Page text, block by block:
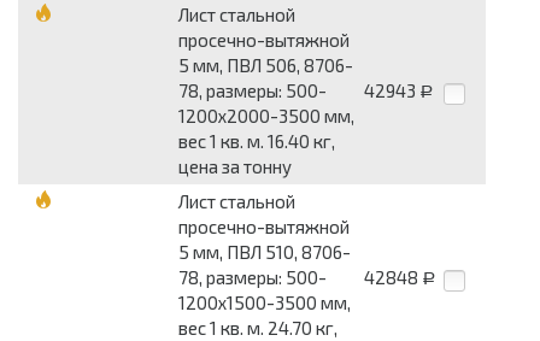
Лист стальной
просечно-вытяжной
5 мм, ПВЛ 506, 8706-
78, размеры: 500-
1200x2000-3500 мм,
вес 1 кв. м. 16.40 кг,
цена за тонну
42943 Р
Лист стальной
просечно-вытяжной
5 мм, ПВЛ 510, 8706-
78, размеры: 500-
1200x1500-3500 мм,
вес 1 кв. м. 24.70 кг,
42848 Р